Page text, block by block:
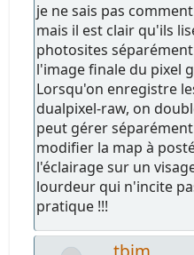
je ne sais pas
mais il est clair qu'ils
photosites
l'image finale du pixel
Lorsqu'on enregistre
dualpixel-raw, on
peut gérer
modifier la map à
l'éclairage sur un
lourdeur qui n'incite
pratique !!!